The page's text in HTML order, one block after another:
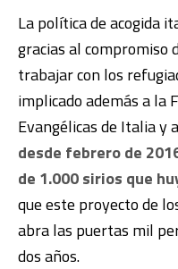
La política de acogida
gracias al compromiso
trabajar con los
implicado además a la
Evangélicas de Italia y
desde febrero de
de 1.000 sirios que
que este proyecto de
abra las puertas mil
dos años.